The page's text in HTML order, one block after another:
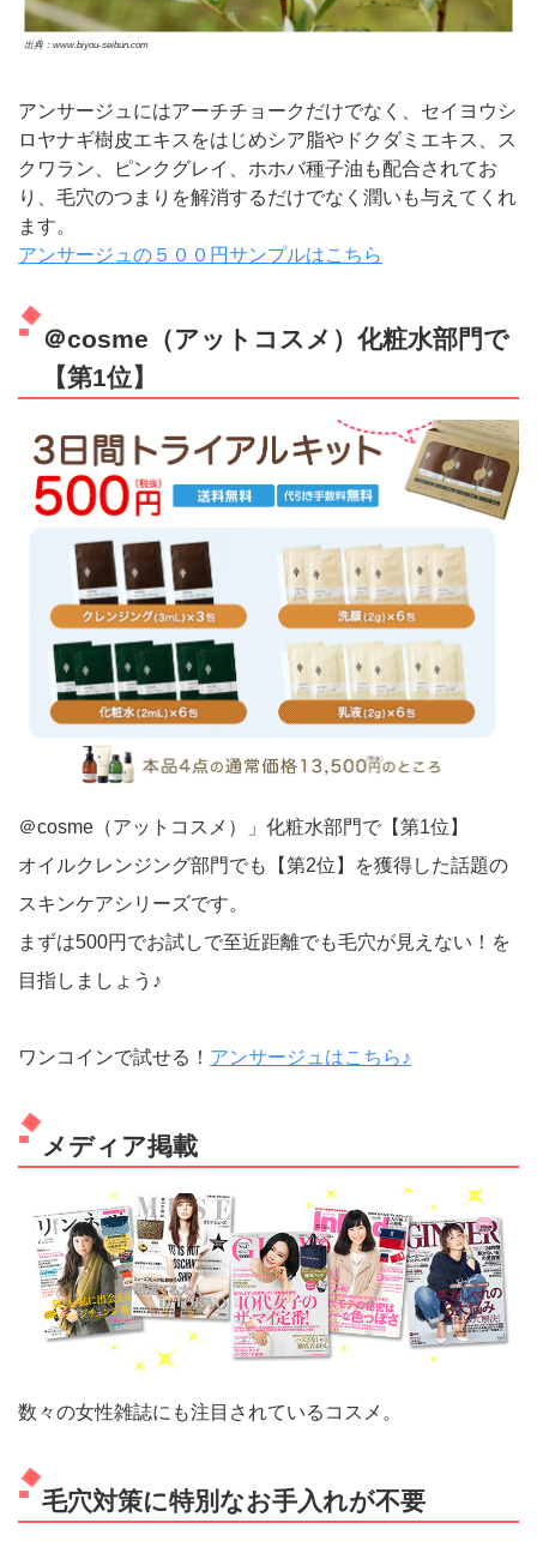
出典：www.biyou-seibun.com
アンサージュにはアーチチョークだけでなく、セイヨウシ
ロヤナギ樹皮エキスをはじめシア脂やドクダミエキス、ス
クワラン、ピンクグレイ、ホホバ種子油も配合されてお
り、毛穴のつまりを解消するだけでなく潤いも与えてくれ
ます。
アンサージュの５００円サンプルはこちら
＠cosme（アットコスメ）化粧水部門で
【第1位】
＠cosme（アットコスメ）」化粧水部門で【第1位】
オイルクレンジング部門でも【第2位】を獲得した話題の
スキンケアシリーズです。
まずは500円でお試しで至近距離でも毛穴が見えない！を
目指しましょう♪
ワンコインで試せる！ アンサージュはこちら♪
メディア掲載
数々の女性雑誌にも注目されているコスメ。
毛穴対策に特別なお手入れが不要